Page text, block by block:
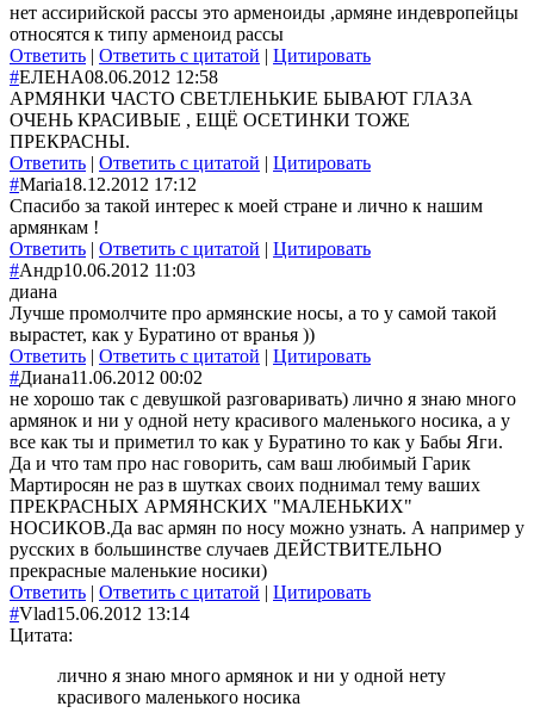
нет ассирийской рассы это арменоиды ,армяне индевропейцы
относятся к типу арменоид рассы
Ответить | Ответить с цитатой | Цитировать
#ЕЛЕНА08.06.2012 12:58
АРМЯНКИ ЧАСТО СВЕТЛЕНЬКИЕ БЫВАЮТ ГЛАЗА
ОЧЕНЬ КРАСИВЫЕ , ЕЩЁ ОСЕТИНКИ ТОЖЕ
ПРЕКРАСНЫ.
Ответить | Ответить с цитатой | Цитировать
#Maria18.12.2012 17:12
Спасибо за такой интерес к моей стране и лично к нашим
армянкам !
Ответить | Ответить с цитатой | Цитировать
#Андр10.06.2012 11:03
диана
Лучше промолчите про армянские носы, а то у самой такой
вырастет, как у Буратино от вранья ))
Ответить | Ответить с цитатой | Цитировать
#Диана11.06.2012 00:02
не хорошо так с девушкой разговаривать) лично я знаю много
армянок и ни у одной нету красивого маленького носика, а у
все как ты и приметил то как у Буратино то как у Бабы Яги.
Да и что там про нас говорить, сам ваш любимый Гарик
Мартиросян не раз в шутках своих поднимал тему ваших
ПРЕКРАСНЫХ АРМЯНСКИХ "МАЛЕНЬКИХ"
НОСИКОВ.Да вас армян по носу можно узнать. А например у
русских в большинстве случаев ДЕЙСТВИТЕЛЬНО
прекрасные маленькие носики)
Ответить | Ответить с цитатой | Цитировать
#Vlad15.06.2012 13:14
Цитата:
лично я знаю много армянок и ни у одной нету
красивого маленького носика